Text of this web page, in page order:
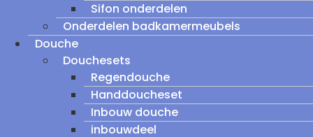
Sifon onderdelen
Onderdelen badkamermeubels
Douche
Douchesets
Regendouche
Handdoucheset
Inbouw douche
inbouwdeel